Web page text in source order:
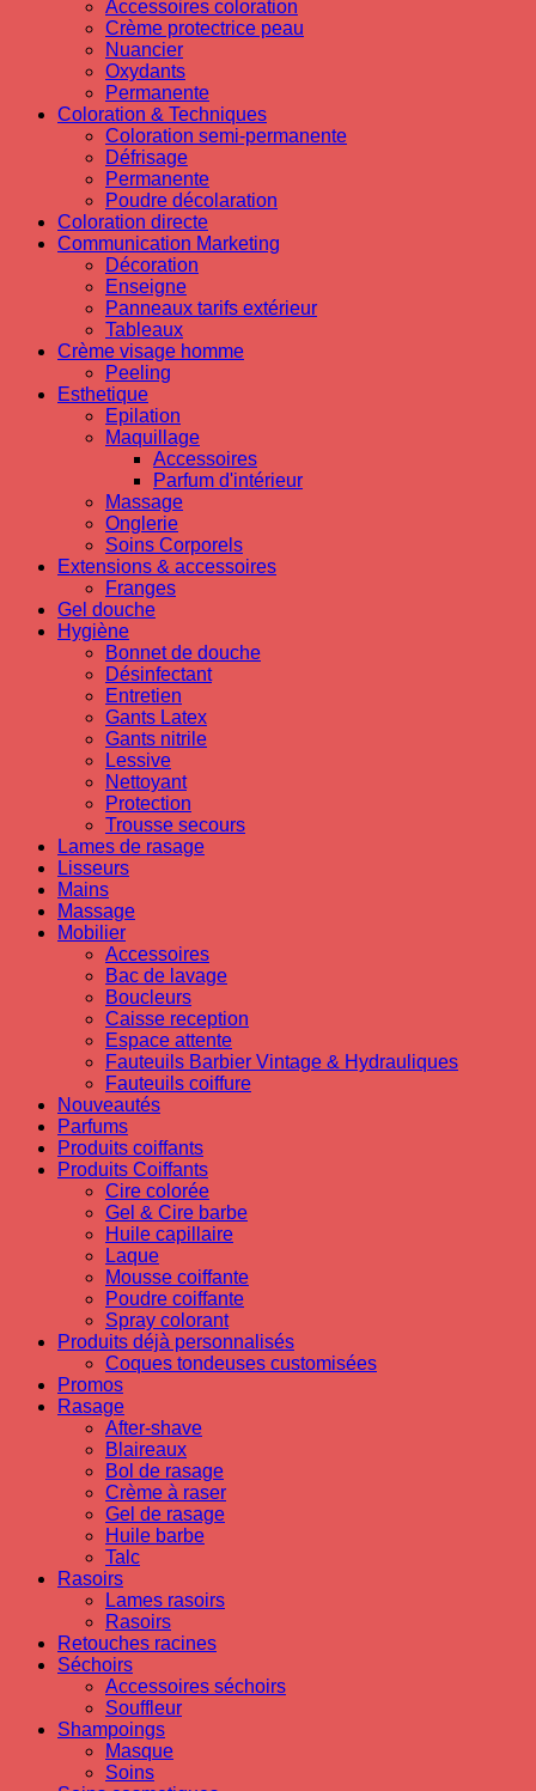
Accessoires coloration
Crème protectrice peau
Nuancier
Oxydants
Permanente
Coloration & Techniques
Coloration semi-permanente
Défrisage
Permanente
Poudre décolaration
Coloration directe
Communication Marketing
Décoration
Enseigne
Panneaux tarifs extérieur
Tableaux
Crème visage homme
Peeling
Esthetique
Epilation
Maquillage
Accessoires
Parfum d'intérieur
Massage
Onglerie
Soins Corporels
Extensions & accessoires
Franges
Gel douche
Hygiène
Bonnet de douche
Désinfectant
Entretien
Gants Latex
Gants nitrile
Lessive
Nettoyant
Protection
Trousse secours
Lames de rasage
Lisseurs
Mains
Massage
Mobilier
Accessoires
Bac de lavage
Boucleurs
Caisse reception
Espace attente
Fauteuils Barbier Vintage & Hydrauliques
Fauteuils coiffure
Nouveautés
Parfums
Produits coiffants
Produits Coiffants
Cire colorée
Gel & Cire barbe
Huile capillaire
Laque
Mousse coiffante
Poudre coiffante
Spray colorant
Produits déjà personnalisés
Coques tondeuses customisées
Promos
Rasage
After-shave
Blaireaux
Bol de rasage
Crème à raser
Gel de rasage
Huile barbe
Talc
Rasoirs
Lames rasoirs
Rasoirs
Retouches racines
Séchoirs
Accessoires séchoirs
Souffleur
Shampoings
Masque
Soins